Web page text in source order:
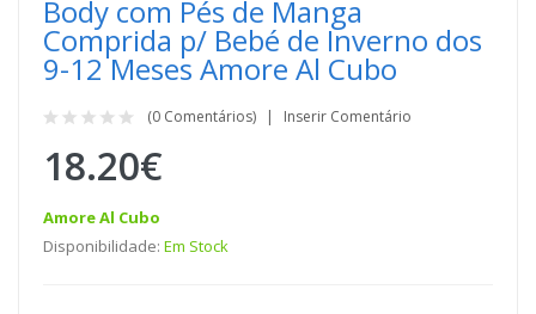
Body com Pés de Manga
Comprida p/ Bebé de Inverno dos
9-12 Meses Amore Al Cubo
(0 Comentários) Inserir Comentário
18.20€
Amore Al Cubo
Disponibilidade: Em Stock